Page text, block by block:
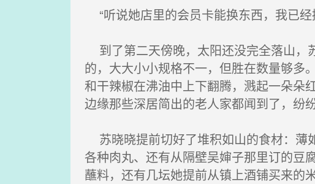
“听说她店里的会员卡能换东西，我已
到了第二天傍晚，太阳还没完全落山，
的，大大小小规格不一，但胜在数量够多
和干辣椒在沸油中上下翻腾，溅起一朵朵
边缘那些深居简出的老人家都闻到了，纷
苏晓晓提前切好了堆积如山的食材：薄
各种肉丸、还有从隔壁吴婶子那里订的豆
蘸料，还有几坛她提前从镇上酒铺买来的米